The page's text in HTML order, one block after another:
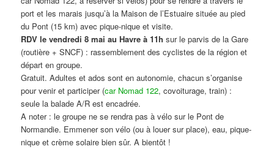
port et les marais jusqu’à la Maison de l’Estuaire située au pied
du Pont (15 km) avec pique-nique et visite.
RDV le vendredi 8 mai au Havre à 11h sur le parvis de la Gare
(routière + SNCF) : rassemblement des cyclistes de la région et
départ en groupe.
Gratuit. Adultes et ados sont en autonomie, chacun s’organise
pour venir et participer (car Nomad 122, covoiturage, train) :
seule la balade A/R est encadrée.
A noter : le groupe ne se rendra pas à vélo sur le Pont de
Normandie. Emmener son vélo (ou à louer sur place), eau, pique-
nique et crème solaire bien sûr. A bientôt !